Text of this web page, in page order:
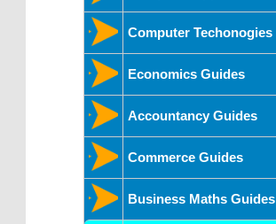
Computer Techonogies
Economics Guides
Accountancy Guides
Commerce Guides
Business Maths Guides